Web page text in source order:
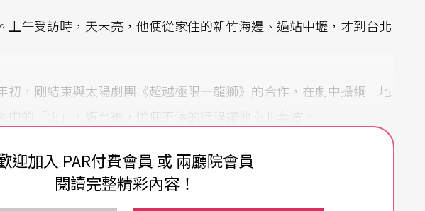
上午受訪時，天未亮，他便從家住的新竹海邊、過站中壢，才到台北
初，剛結束與太陽劇團《超越極限—龍獅》的合作，在劇中擔綱「地
中的「火」，返台後，忙個不停的行程讓他南北奔波。
續
五官濃邃、髮長紮起，言談之間總不時手足
迎加入 PAR付費會員 或 兩廳院會員
閱讀完整精彩內容！